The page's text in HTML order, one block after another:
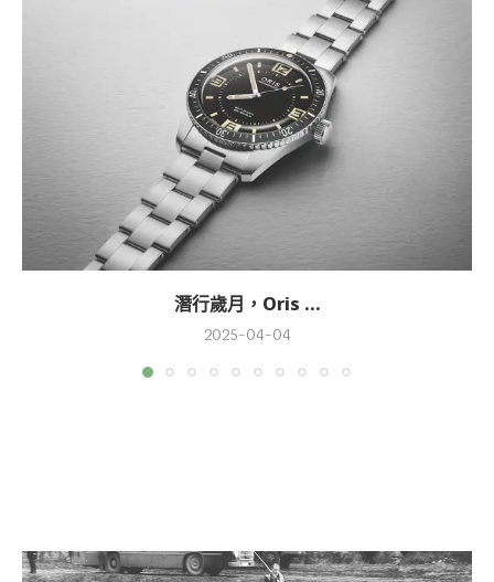
潛行歲月，Oris ...
2025-04-04